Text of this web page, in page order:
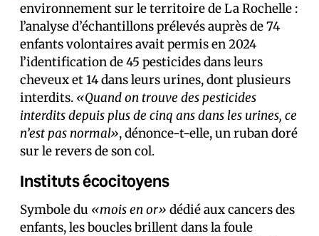
environnement sur le territoire de La Rochelle :
l’analyse d’échantillons prélevés auprès de 74
enfants volontaires avait permis en 2024
l’identification de 45 pesticides dans leurs
cheveux et 14 dans leurs urines, dont plusieurs
interdits. «Quand on trouve des pesticides
interdits depuis plus de cinq ans dans les urines, ce
n’est pas normal», dénonce-t-elle, un ruban doré
sur le revers de son col.
Instituts écocitoyens
Symbole du «mois en or» dédié aux cancers des
enfants, les boucles brillent dans la foule